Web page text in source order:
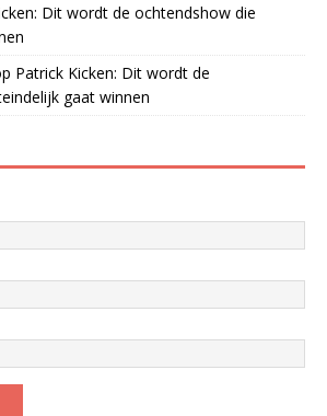
Dit wordt de ochtendshow die
Patrick Kicken: Dit wordt de
gaat winnen